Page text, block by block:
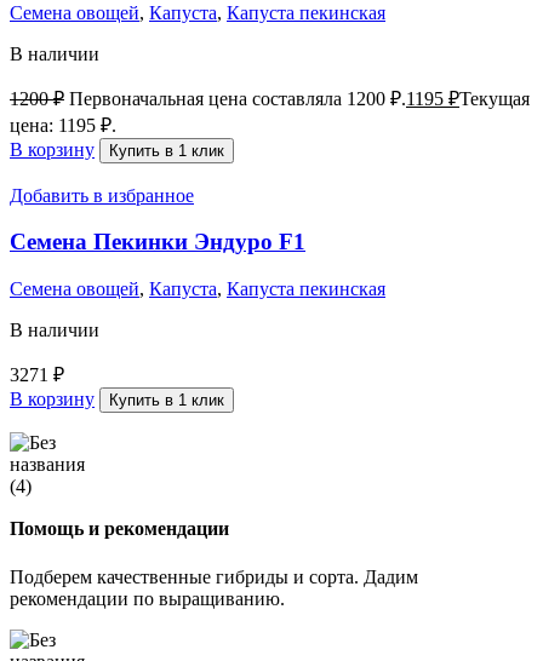
Семена овощей, Капуста, Капуста пекинская
В наличии
1200₽ Первоначальная цена составляла 1200 ₽.1195 ₽Текущая
цена: 1195 ₽.
В корзину
Купить в 1 клик
Добавить в избранное
Семена Пекинки Эндуро F1
Семена овощей, Капуста, Капуста пекинская
В наличии
3271 ₽
В корзину
Купить в 1 клик
Помощь и рекомендации
Подберем качественные гибриды и сорта. Дадим
рекомендации по выращиванию.